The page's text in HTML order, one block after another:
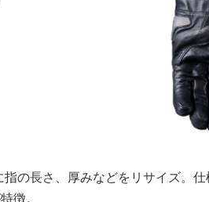
の長さ、厚みなどをリサイズ。
徴。